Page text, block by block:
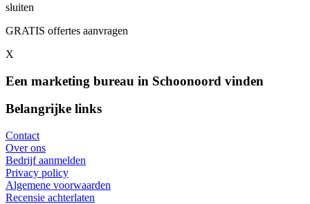
sluiten
GRATIS offertes aanvragen
X
Een marketing bureau in Schoonoord vinden
Belangrijke links
Contact
Over ons
Bedrijf aanmelden
Privacy policy
Algemene voorwaarden
Recensie achterlaten